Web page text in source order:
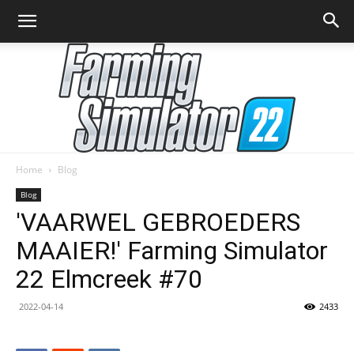
Simulator
Home Blog
Blog
'VAARWEL GEBROEDERS
MAAIER!' Farming Simulator
22 Elmcreek #70
2022-04-14 2433